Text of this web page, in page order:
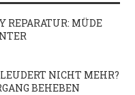
REPARATUR: MÜDE
NICHT MEHR?
BEHEBEN